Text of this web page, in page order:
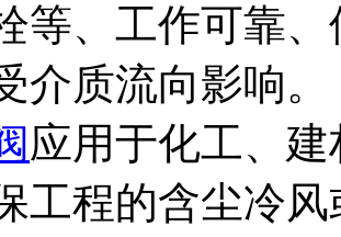
等、工作可靠
介质流向影响。
应用于化工、
工程的含尘冷